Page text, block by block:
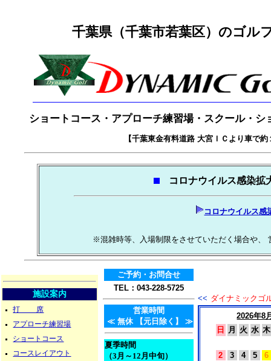
千葉県（千葉市若葉区）のゴル
ショートコース・アプローチ練習場・スクール・
【千葉東金有料道路 大宮ＩＣより車で
コロナウイルス感染拡
コロナウイルス感
※混雑時等、入場制限をさせていただく場合や、
施設案内
打 席
アプローチ練習場
ショートコース
コースレイアウト
ご予約・お問合せ
TEL：043-228-5725
営業時間
≪ 無休 【元日除く】 ≫
夏季時間
（3月～12月中旬）
<< ダイナミックゴ
2026年8
日 月 火 水 木
2 3 4 5
6